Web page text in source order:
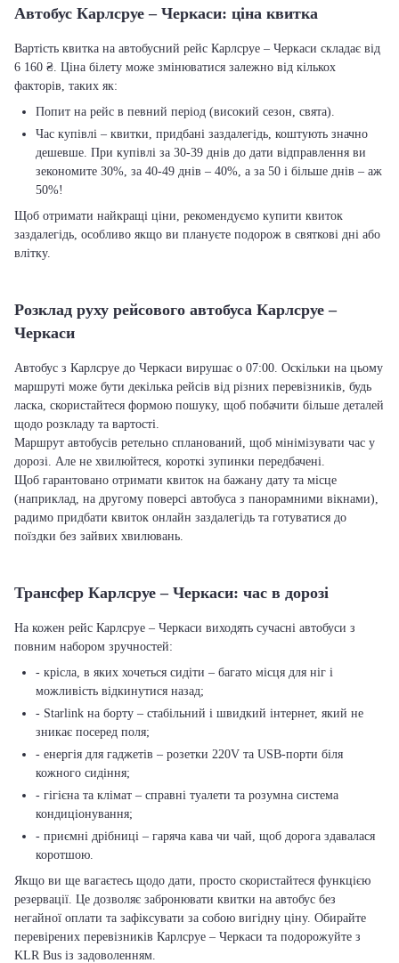
Автобус Карлсруе – Черкаси: ціна квитка
Вартість квитка на автобусний рейс Карлсруе – Черкаси складає від
6 160 ₴. Ціна білету може змінюватися залежно від кількох
факторів, таких як:
Попит на рейс в певний період (високий сезон, свята).
Час купівлі – квитки, придбані заздалегідь, коштують значно
дешевше. При купівлі за 30-39 днів до дати відправлення ви
зекономите 30%, за 40-49 днів – 40%, а за 50 і більше днів – аж
50%!
Щоб отримати найкращі ціни, рекомендуємо купити квиток
заздалегідь, особливо якщо ви плануєте подорож в святкові дні або
влітку.
Розклад руху рейсового автобуса Карлсруе –
Черкаси
Автобус з Карлсруе до Черкаси вирушає о 07:00. Оскільки на цьому
маршруті може бути декілька рейсів від різних перевізників, будь
ласка, скористайтеся формою пошуку, щоб побачити більше деталей
щодо розкладу та вартості.
Маршрут автобусів ретельно спланований, щоб мінімізувати час у
дорозі. Але не хвилюйтеся, короткі зупинки передбачені.
Щоб гарантовано отримати квиток на бажану дату та місце
(наприклад, на другому поверсі автобуса з панорамними вікнами),
радимо придбати квиток онлайн заздалегідь та готуватися до
поїздки без зайвих хвилювань.
Трансфер Карлсруе – Черкаси: час в дорозі
На кожен рейс Карлсруе – Черкаси виходять сучасні автобуси з
повним набором зручностей:
- крісла, в яких хочеться сидіти – багато місця для ніг і
можливість відкинутися назад;
- Starlink на борту – стабільний і швидкий інтернет, який не
зникає посеред поля;
- енергія для гаджетів – розетки 220V та USB-порти біля
кожного сидіння;
- гігієна та клімат – справні туалети та розумна система
кондиціонування;
- приємні дрібниці – гаряча кава чи чай, щоб дорога здавалася
коротшою.
Якщо ви ще вагаєтесь щодо дати, просто скористайтеся функцією
резервації. Це дозволяє забронювати квитки на автобус без
негайної оплати та зафіксувати за собою вигідну ціну. Обирайте
перевірених перевізників Карлсруе – Черкаси та подорожуйте з
KLR Bus із задоволенням.